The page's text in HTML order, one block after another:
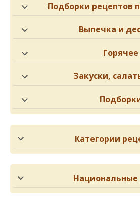
Подборки рецептов
Выпечка и
Горячее
Закуски,
Категории
Национальные